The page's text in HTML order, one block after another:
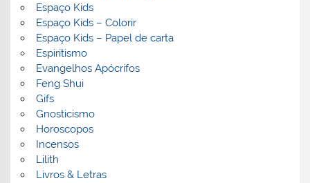
Espaço Kids
Espaço Kids – Colorir
Espaço Kids – Papel de carta
Espiritismo
Evangelhos Apócrifos
Feng Shui
Gifs
Gnosticismo
Horoscopos
Incensos
Lilith
Livros & Letras